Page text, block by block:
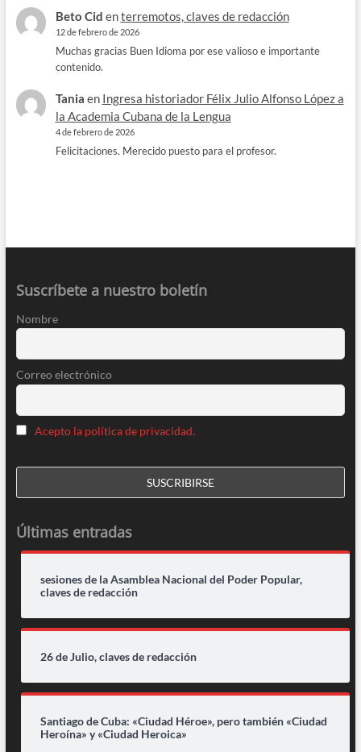
Beto Cid enterremotos, claves de redacción
12 de febrero de 2026
Muchas gracias Buen Idioma por ese valioso e importante
contenido.
Tania en Ingresa historiador Félix Julio Alfonso López a
la Academia Cubana de la Lengua
4 de febrero de 2026
Felicitaciones. Merecido puesto para el profesor.
Suscríbete a nuestro boletín
Nombre
Correo electrónico
Acepto la política de privacidad.
Últimas entradas
sesiones de la Asamblea Nacional del Poder Popular,
claves de redacción
26 de Julio, claves de redacción
Santiago de Cuba: «Ciudad Héroe», pero también «Ciudad
Heroína» y «Ciudad Heroica»